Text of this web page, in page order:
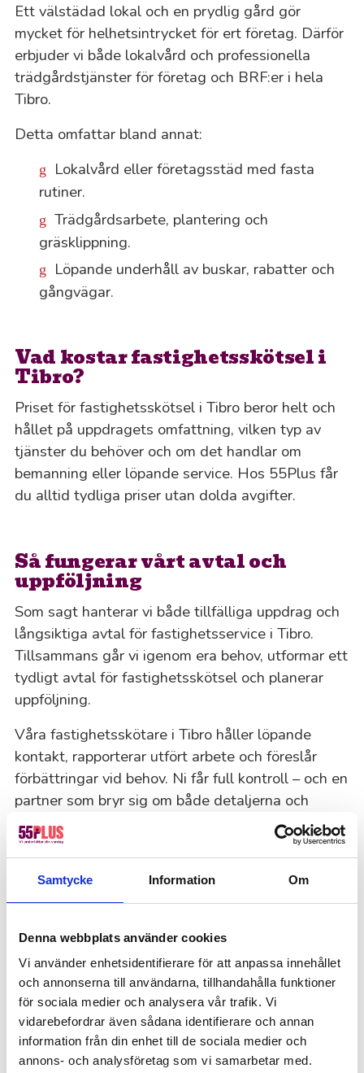
Samtycke Information Om
Denna webbplats använder cookies
Vi använder enhetsidentifierare för att anpassa innehållet
och annonserna till användarna, tillhandahålla funktioner
för sociala medier och analysera vår trafik. Vi
vidarebefordrar även sådana identifierare och annan
information från din enhet till de sociala medier och
annons- och analysföretag som vi samarbetar med.
Ett välstädad lokal och en prydlig gård gör
mycket för helhetsintrycket för ert företag. Därför
erbjuder vi både lokalvård och professionella
trädgårdstjänster för företag och BRF:er i hela
Tibro.
Detta omfattar bland annat:
Lokalvård eller företagsstäd med fasta
rutiner.
Trädgårdsarbete, plantering och
gräsklippning.
Löpande underhåll av buskar, rabatter och
gångvägar.
Vad kostar fastighetsskötsel i
Tibro?
Priset för fastighetsskötsel i Tibro beror helt och
hållet på uppdragets omfattning, vilken typ av
tjänster du behöver och om det handlar om
bemanning eller löpande service. Hos 55Plus får
du alltid tydliga priser utan dolda avgifter.
Så fungerar vårt avtal och
uppföljning
Som sagt hanterar vi både tillfälliga uppdrag och
långsiktiga avtal för fastighetsservice i Tibro.
Tillsammans går vi igenom era behov, utformar ett
tydligt avtal för fastighetsskötsel och planerar
uppföljning.
Våra fastighetsskötare i Tibro håller löpande
kontakt, rapporterar utfört arbete och föreslår
förbättringar vid behov. Ni får full kontroll – och en
partner som bryr sig om både detaljerna och
helheten.
Så tycker våra kunder i Tibro
tusentals andra genom att anlita 55Plus.
Offertförfrågan
Kanske du behöver hjälp med detta också?
Fastighetsskötsel